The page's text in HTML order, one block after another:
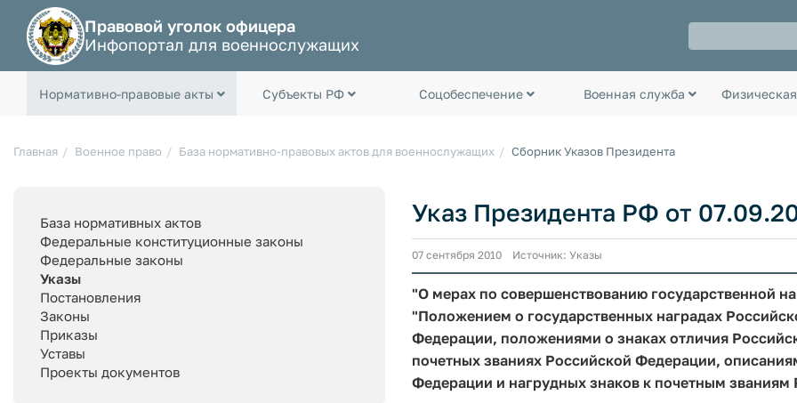
Правовой уголок офицера
Инфопортал для военнослужащих
Нормативно-правовые акты Субъекты РФ Соцобеспечение Военная служба
Главная Военное право База нормативно-правовых актов для военнослужащих Сборник Указов Президента
База нормативных актов
Федеральные конституционные законы
Федеральные законы
Указы
Постановления
Законы
Приказы
Уставы
Проекты документов
Указ Президента РФ от
07 сентября 2010 Источник: Указы
"О мерах по совершенствованию государственной
"Положением о государственных наградах
Федерации, положениями о знаках отличия
почетных званиях Российской Федерации,
Федерации и нагрудных знаков к почетным